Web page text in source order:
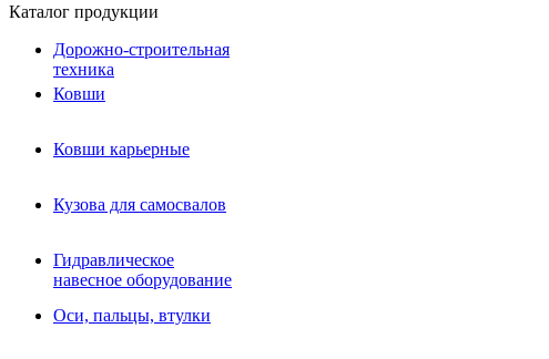
Гидравлическое навесное
оборудование
Гидробуры и шнеки
Вибротрамбовки
Навесные дорожные фрезы
Каталог продукции
Дорожно-строительная
техника
Ковши
Ковши карьерные
Кузова для самосвалов
Гидравлическое
навесное оборудование
Оси, пальцы, втулки